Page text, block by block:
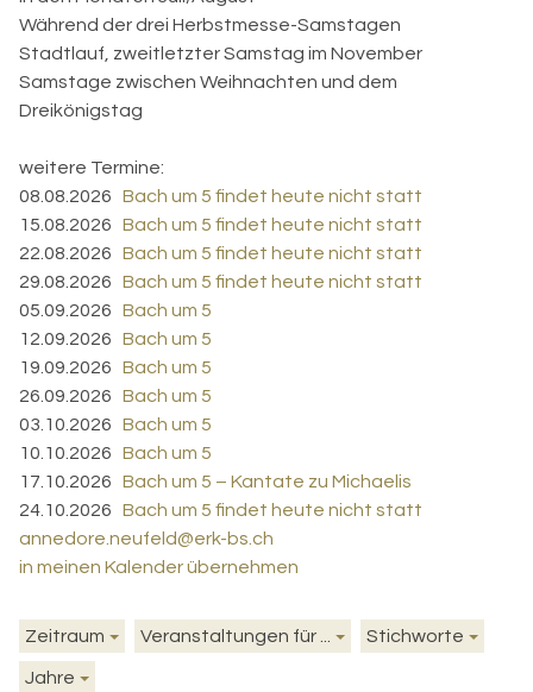
Während der drei Herbstmesse-Samstagen
Stadtlauf, zweitletzter Samstag im November
Samstage zwischen Weihnachten und dem
Dreikönigstag
weitere Termine:
08.08.2026 Bach um 5 findet heute nicht statt
15.08.2026 Bach um 5 findet heute nicht statt
22.08.2026 Bach um 5 findet heute nicht statt
29.08.2026 Bach um 5 findet heute nicht statt
05.09.2026 Bach um 5
12.09.2026 Bach um 5
19.09.2026 Bach um 5
26.09.2026 Bach um 5
03.10.2026 Bach um 5
10.10.2026 Bach um 5
17.10.2026 Bach um 5 – Kantate zu Michaelis
24.10.2026 Bach um 5 findet heute nicht statt
annedore.neufeld@erk-bs.ch
in meinen Kalender übernehmen
Zeitraum Veranstaltungen für ... Stichworte
Jahre